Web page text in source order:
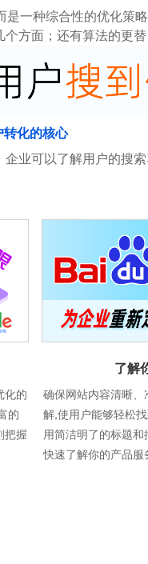
是一种综合性的优化策
方面；还有算法的更
化的核心
业可以了解用户的搜
化的
的
把握
了解
确保网站内容清晰、
解,使用户能够轻松
用简洁明了的标题
快速了解你的产品服